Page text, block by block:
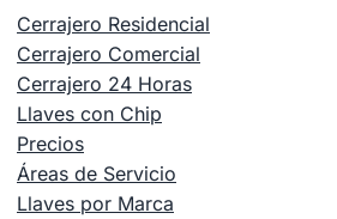
Cerrajero Residencial
Cerrajero Comercial
Cerrajero 24 Horas
Llaves con Chip
Precios
Áreas de Servicio
Llaves por Marca